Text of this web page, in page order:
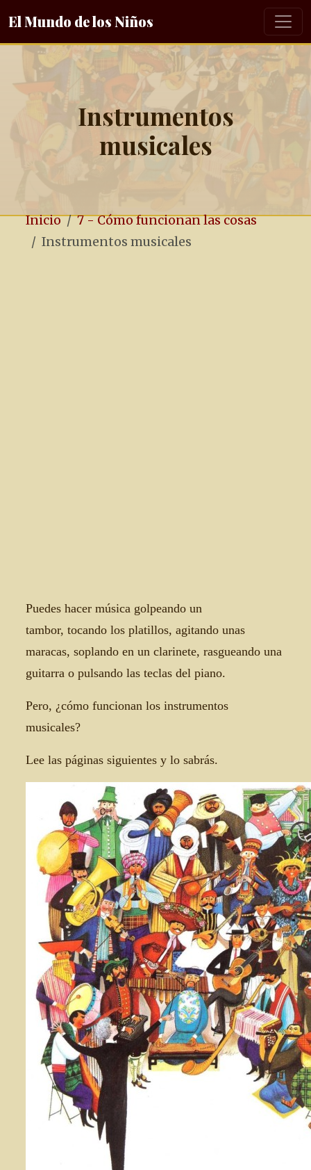
El Mundo de los Niños
Instrumentos
musicales
Inicio
7 - Cómo funcionan las cosas
Instrumentos musicales
Puedes hacer música golpeando un
tambor, tocando los platillos, agitando unas
maracas, soplando en un clarinete, rasgueando una
guitarra o pulsando las teclas del piano.
Pero, ¿cómo funcionan los instrumentos
musicales?
Lee las páginas siguientes y lo sabrás.